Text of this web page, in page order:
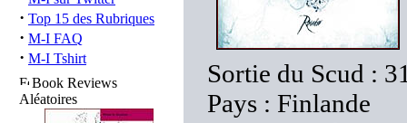
· Top 15 des Rubriques
· M-I FAQ
· M-I Tshirt
Book Reviews
Aléatoires
Sortie du Scud :
Pays : Finlande